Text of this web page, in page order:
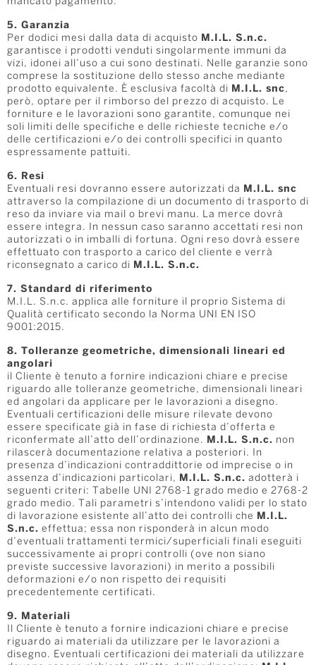
5. Garanzia
Per dodici mesi dalla data di acquisto
M.I.L. S.n.c.
garantisce i prodotti venduti singolarmente immuni da
vizi, idonei all’uso a cui sono destinati. Nelle garanzie sono
comprese la sostituzione dello stesso anche mediante
prodotto equivalente. È esclusiva facoltà di
M.I.L. snc,
però, optare per il rimborso del prezzo di acquisto. Le
forniture e le lavorazioni sono garantite, comunque nei
soli limiti delle specifiche e delle richieste tecniche e/o
delle certificazioni e/o dei controlli specifici in quanto
espressamente pattuiti.
6. Resi
Eventuali resi dovranno essere autorizzati da
M.I.L. snc
attraverso la compilazione di un documento di trasporto di
reso da inviare via mail o brevi manu. La merce dovrà
essere integra. In nessun caso saranno accettati resi non
autorizzati o in imballi di fortuna. Ogni reso dovrà essere
effettuato con trasporto a carico del cliente e verrà
riconsegnato a carico di
M.I.L. S.n.c.
7. Standard di riferimento
M.I.L. S.n.c. applica alle forniture il proprio Sistema di
Qualità certificato secondo la Norma UNI EN ISO
9001:2015.
8. Tolleranze geometriche, dimensionali lineari ed
angolari
il Cliente è tenuto a fornire indicazioni chiare e precise
riguardo alle tolleranze geometriche, dimensionali lineari
ed angolari da applicare per le lavorazioni a disegno.
Eventuali certificazioni delle misure rilevate devono
essere specificate già in fase di richiesta d’offerta e
riconfermate all’atto dell’ordinazione.
M.I.L. S.n.c. non
rilascerà documentazione relativa a posteriori. In
presenza d’indicazioni contraddittorie od imprecise o in
assenza d’indicazioni particolari,
M.I.L. S.n.c. adotterà i
seguenti criteri: Tabelle UNI 2768-1 grado medio e 2768-2
grado medio. Tali parametri s’intendono validi per lo stato
di lavorazione esistente all’atto dei controlli che
M.I.L.
S.n.c. effettua; essa non risponderà in alcun modo
d’eventuali trattamenti termici/superficiali finali eseguiti
successivamente ai propri controlli (ove non siano
previste successive lavorazioni) in merito a possibili
deformazioni e/o non rispetto dei requisiti
precedentemente certificati.
9. Materiali
Il Cliente è tenuto a fornire indicazioni chiare e precise
riguardo ai materiali da utilizzare per le lavorazioni a
disegno. Eventuali certificazioni dei materiali da utilizzare